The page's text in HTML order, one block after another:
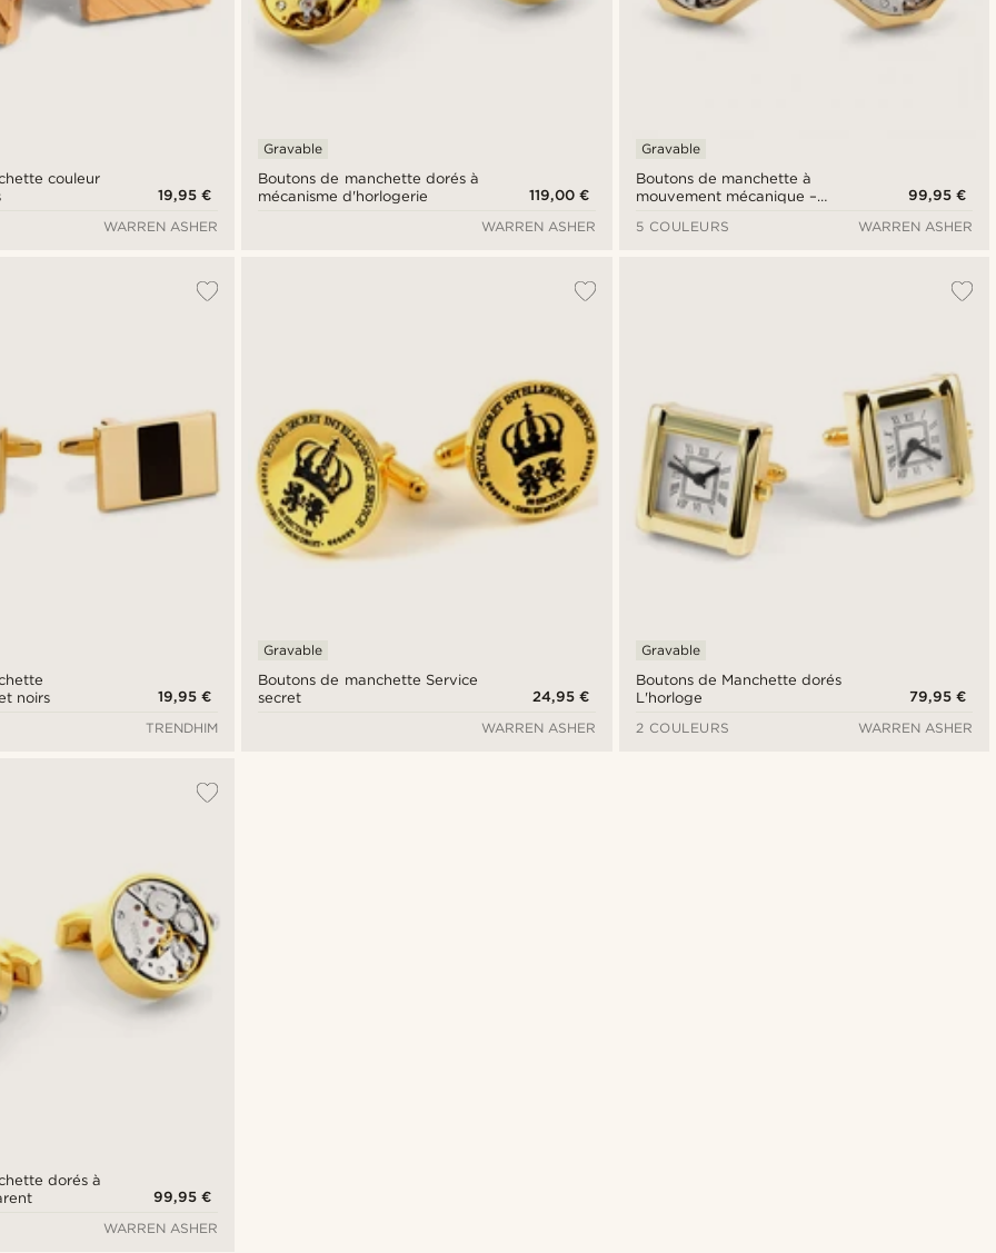
couleur
19,95 €
WARREN ASHER
Boutons de manchette dorés à
mécanisme d'horlogerie
Gravable
119,00 €
WARREN ASHER
Boutons de manchette à
mouvement mécanique –
Gravable
99,95 €
5 COULEURS
WARREN ASHER
noirs
19,95 €
TRENDHIM
Boutons de manchette Service
secret
Gravable
24,95 €
WARREN ASHER
Boutons de Manchette dorés
L'horloge
Gravable
79,95 €
2 COULEURS
WARREN ASHER
dorés à
99,95 €
WARREN ASHER